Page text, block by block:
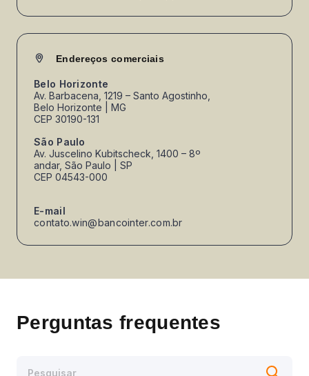
Endereços comerciais
Belo Horizonte
Av. Barbacena, 1219 – Santo Agostinho,
Belo Horizonte | MG
CEP 30190-131
São Paulo
Av. Juscelino Kubitscheck, 1400 – 8º
andar, São Paulo | SP
CEP 04543-000
E-mail
contato.win@bancointer.com.br
Perguntas frequentes